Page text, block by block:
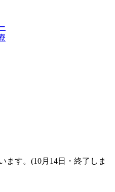
ます。(10月14日・終了しま